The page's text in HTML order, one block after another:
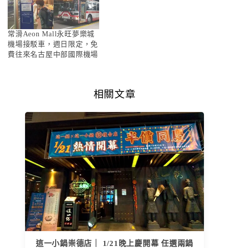
常滑Aeon Mall永旺夢樂城
機場接駁車，週日限定，免
費往來名古屋中部國際機場
相關文章
這一小鍋崇德店｜ 1/21晚上慶開幕 任選兩鍋